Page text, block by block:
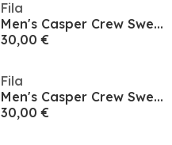
Fila
Men's Casper Crew Sweatshirt
30,00 €
Fila
Men's Casper Crew Sweatshirt
30,00 €